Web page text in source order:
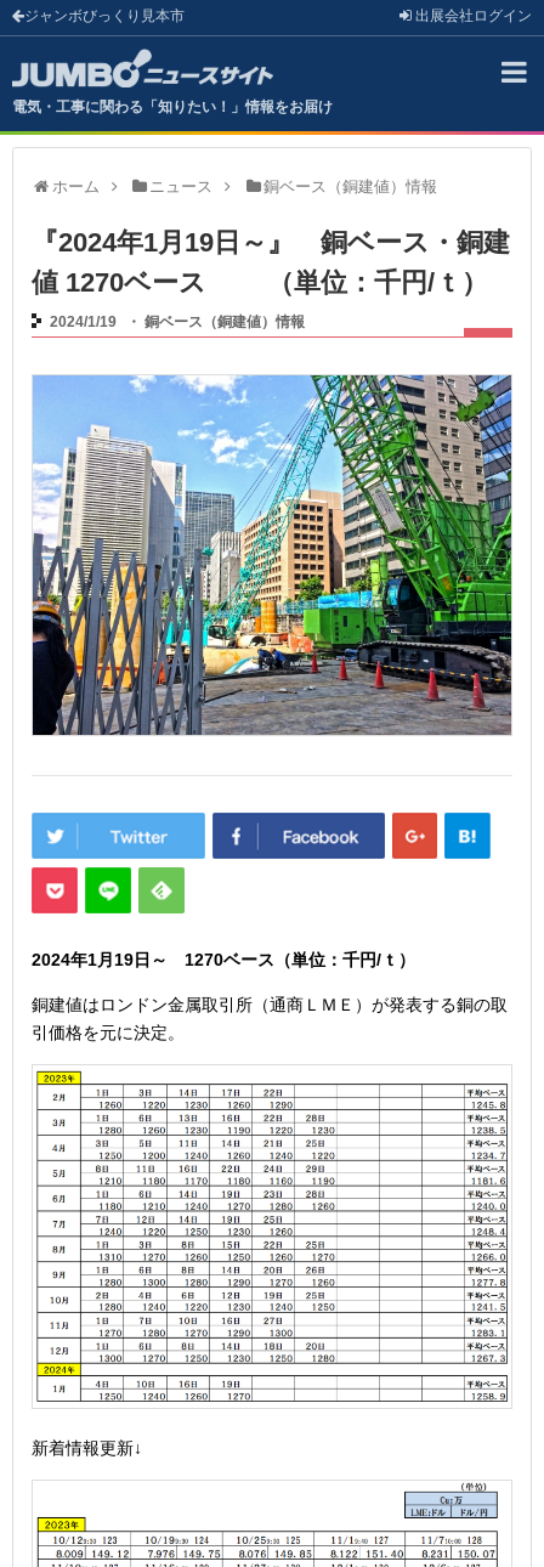
ジャンボびっくり見本市 出展会社 ログイン
電気・工事に関わる「知りたい！」情報をお届け
ホーム ニュース 銅ベース（銅建値）情報
『2024年1月19日～』 銅ベース・銅建
値 1270ベース （単位：千円/ｔ）
2024/1/19 ・ 銅ベース（銅建値）情報
2024年1月19日 ～ 1270ベース（単位：千円/ｔ）
銅建値はロンドン金属取引所（通商ＬＭＥ）が発表する銅の取
引価格を元に決定。
新着情報更新↓